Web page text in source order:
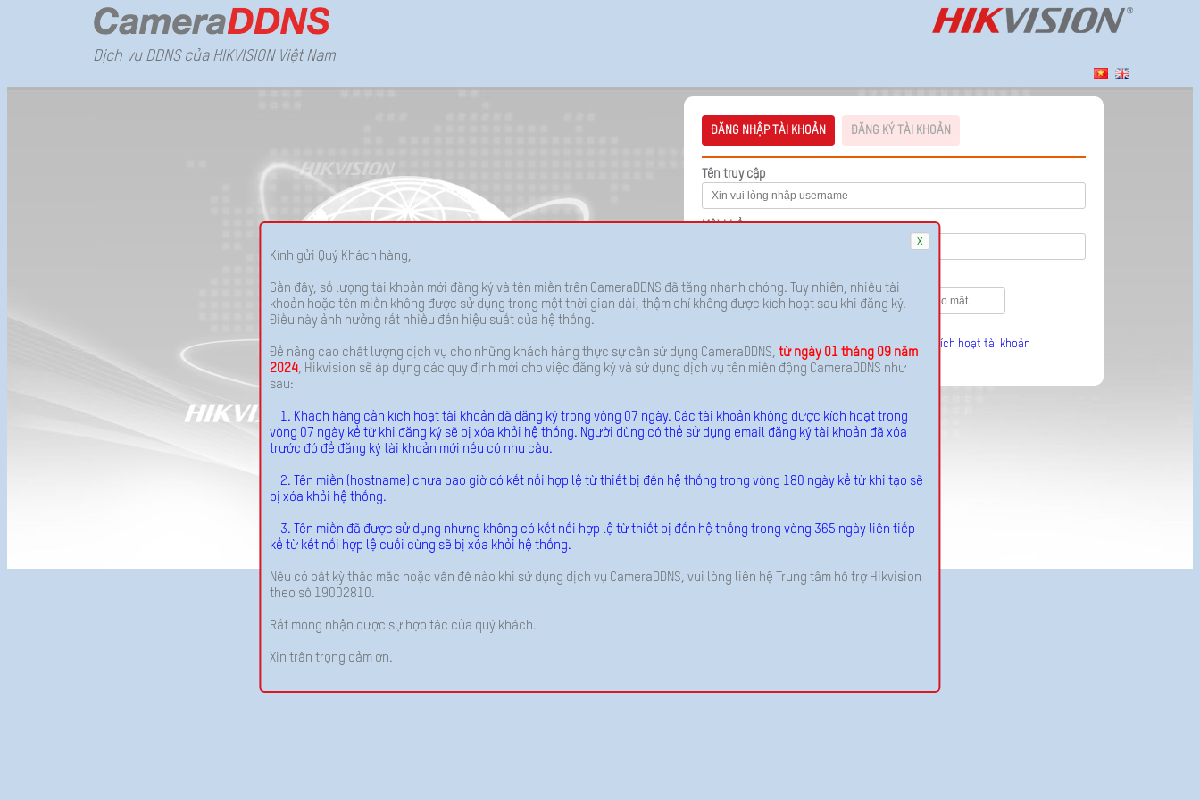
Dịch vụ DDNS của HIKVISION Việt Nam
x
Kính gửi Quý Khách hàng,
Gần đây, số lượng tài khoản mới đăng ký và tên miền trên CameraDDNS đã tăng nhanh chóng. Tuy nhiên, nhiều tài
khoản hoặc tên miền không được sử dụng trong một thời gian dài, thậm chí không được kích hoạt sau khi đăng ký.
Điều này ảnh hưởng rất nhiều đến hiệu suất của hệ thống.
Để nâng cao chất lượng dịch vụ cho những khách hàng thực sự cần sử dụng CameraDDNS,từ ngày 01 tháng 09 năm
2024, Hikvision sẽ áp dụng các quy định mới cho việc đăng ký và sử dụng dịch vụ tên miền động CameraDDNS như
sau:
1. Khách hàng cần kích hoạt tài khoản đã đăng ký trong vòng 07 ngày. Các tài khoản không được kích hoạt trong
vòng 07 ngày kể từ khi đăng ký sẽ bị xóa khỏi hệ thống. Người dùng có thể sử dụng email đăng ký tài khoản đã xóa
trước đó để đăng ký tài khoản mới nếu có nhu cầu.
2. Tên miền (hostname) chưa bao giờ có kết nối hợp lệ từ thiết bị đến hệ thống trong vòng 180 ngày kể từ khi tạo sẽ
bị xóa khỏi hệ thống.
3. Tên miền đã được sử dụng nhưng không có kết nối hợp lệ từ thiết bị đến hệ thống trong vòng 365 ngày liên tiếp
kể từ kết nối hợp lệ cuối cùng sẽ bị xóa khỏi hệ thống.
Nếu có bất kỳ thắc mắc hoặc vấn đề nào khi sử dụng dịch vụ CameraDDNS, vui lòng liên hệ Trung tâm hỗ trợ Hikvision
theo số 19002810.
Rất mong nhận được sự hợp tác của quý khách.
Xin trân trọng cảm ơn.
ĐĂNG NHẬP TÀI KHOẢN ĐĂNG KÝ TÀI KHOẢN
Tên truy cập
Mật khẩu
Quên mật khẩu? Kích hoạt tài khoản